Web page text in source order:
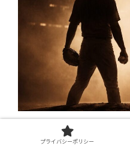
WBCプエルトリコ代表
プライバシーポリシー